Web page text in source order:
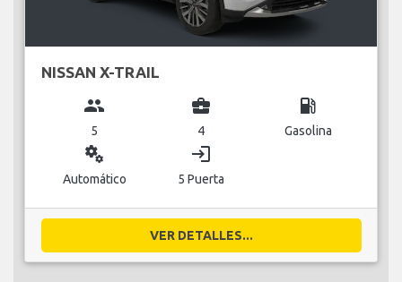
NISSAN X-TRAIL
group
5
business_center
4
local_gas_station
Gasolina
miscellaneous_services
Automático
login
5 Puerta
VER DETALLES...